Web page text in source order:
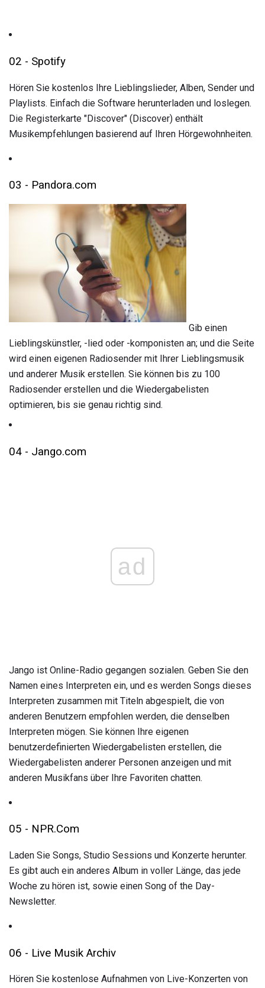
02 - Spotify
Hören Sie kostenlos Ihre Lieblingslieder, Alben, Sender und
Playlists. Einfach die Software herunterladen und loslegen.
Die Registerkarte "Discover" (Discover) enthält
Musikempfehlungen basierend auf Ihren Hörgewohnheiten.
03 - Pandora.com
Gib einen
Lieblingskünstler, -lied oder -komponisten an; und die Seite
wird einen eigenen Radiosender mit Ihrer Lieblingsmusik
und anderer Musik erstellen. Sie können bis zu 100
Radiosender erstellen und die Wiedergabelisten
optimieren, bis sie genau richtig sind.
04 - Jango.com
ad
Jango ist Online-Radio gegangen sozialen. Geben Sie den
Namen eines Interpreten ein, und es werden Songs dieses
Interpreten zusammen mit Titeln abgespielt, die von
anderen Benutzern empfohlen werden, die denselben
Interpreten mögen. Sie können Ihre eigenen
benutzerdefinierten Wiedergabelisten erstellen, die
Wiedergabelisten anderer Personen anzeigen und mit
anderen Musikfans über Ihre Favoriten chatten.
05 - NPR.Com
Laden Sie Songs, Studio Sessions und Konzerte herunter.
Es gibt auch ein anderes Album in voller Länge, das jede
Woche zu hören ist, sowie einen Song of the Day-
Newsletter.
06 - Live Musik Archiv
Hören Sie kostenlose Aufnahmen von Live-Konzerten von